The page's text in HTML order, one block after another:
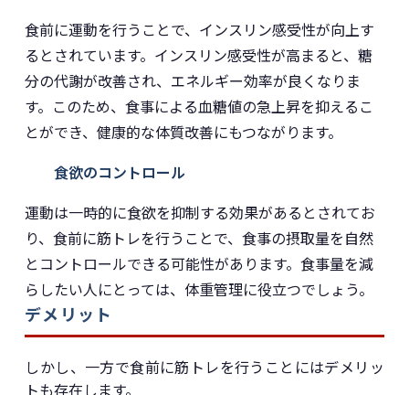
食前に運動を行うことで、インスリン感受性が向上す
るとされています。インスリン感受性が高まると、糖
分の代謝が改善され、エネルギー効率が良くなりま
す。このため、食事による血糖値の急上昇を抑えるこ
とができ、健康的な体質改善にもつながります。
食欲のコントロール
運動は一時的に食欲を抑制する効果があるとされてお
り、食前に筋トレを行うことで、食事の摂取量を自然
とコントロールできる可能性があります。食事量を減
らしたい人にとっては、体重管理に役立つでしょう。
デメリット
しかし、一方で食前に筋トレを行うことにはデメリッ
トも存在します。